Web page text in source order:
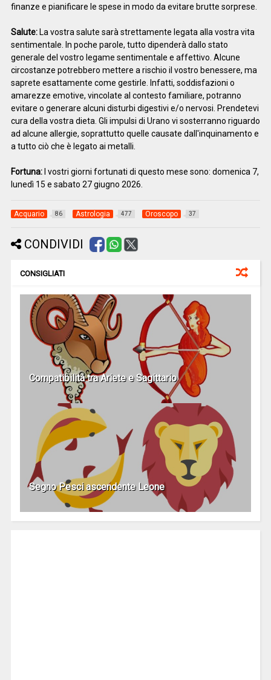
finanze e pianificare le spese in modo da evitare brutte sorprese.
Salute:La vostra salute sarà strettamente legata alla vostra vita
sentimentale. In poche parole, tutto dipenderà dallo stato
generale del vostro legame sentimentale e affettivo. Alcune
circostanze potrebbero mettere a rischio il vostro benessere, ma
saprete esattamente come gestirle. Infatti, soddisfazioni o
amarezze emotive, vincolate al contesto familiare, potranno
evitare o generare alcuni disturbi digestivi e/o nervosi. Prendetevi
cura della vostra dieta. Gli impulsi di Urano vi sosterranno riguardo
ad alcune allergie, soprattutto quelle causate dall'inquinamento e
a tutto ciò che è legato ai metalli.
Fortuna:I vostri giorni fortunati di questo mese sono: domenica 7,
lunedì 15 e sabato 27 giugno 2026.
Acquario 86 Astrologia 477 Oroscopo 37
CONDIVIDI
CONSIGLIATI
Compatibilità tra Ariete e Sagittario
Segno Pesci ascendente Leone